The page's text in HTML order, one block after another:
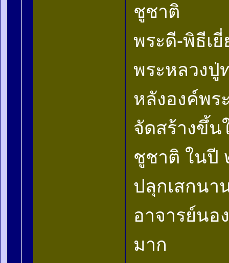
ชูชาติ
พระดี-พิธีเ
พระหลวงปู่
หลังองค์พ
จัดสร้างขึ้
ชูชาติ ใน
ปลุกเสกนา
อาจารย์นอ
มาก